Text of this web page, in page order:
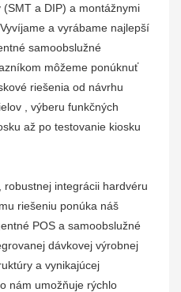
a DIP) a montážnymi
Vyvíjame a vyrábame najlepší
samoobslužné
môžeme ponúknuť
riešenia od návrhu
výberu funkčných
až po testovanie kiosku
integrácii hardvéru
riešeniu ponúka náš
POS a samoobslužné
dávkovej výrobnej
a vynikajúcej
nám umožňuje rýchlo